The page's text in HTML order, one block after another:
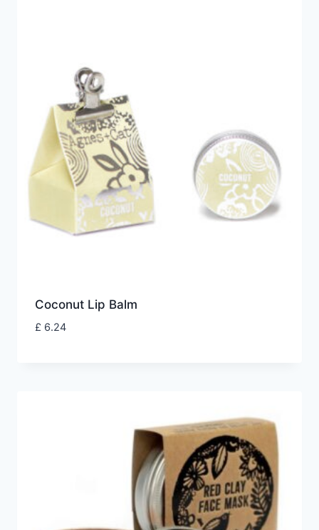
Coconut Lip Balm
£ 6.24